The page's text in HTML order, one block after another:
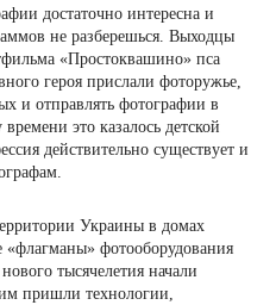
достаточно интересна и
не разберешься. Выходцы
«Простоквашино» пса
героя прислали фоторужье,
и отправлять фотографии в
это казалось детской
действительно существует и
Украины в домах
«флагманы» фотооборудования
тысячелетия начали
пришли технологии,